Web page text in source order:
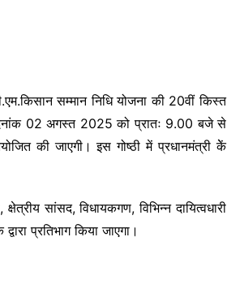
सम्मान निधि योजना की 20वीं किस्त
दिनांक 02 अगस्त 2025 को प्रातः 9.00 बजे से
की जाएगी। इस गोष्ठी में प्रधानमंत्री केें
सांसद, विधायकगण, विभिन्न दायित्वधारी
प्रतिभाग किया जाएगा।